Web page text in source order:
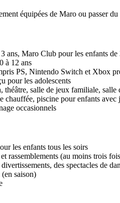
équipées de Maro ou passer
ans, Maro Club pour les enfants de
à 12 ans
PS, Nintendo Switch et Xbox
pour les adolescents
théâtre, salle de jeux familiale,
piscine pour enfants avec
occasionnels
les enfants tous les soirs
rassemblements (au moins trois
des spectacles de
saison)